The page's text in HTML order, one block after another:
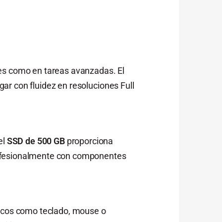
como en tareas avanzadas. El
con fluidez en resoluciones Full
SSD de 500 GBproporciona
con componentes
como teclado, mouse o